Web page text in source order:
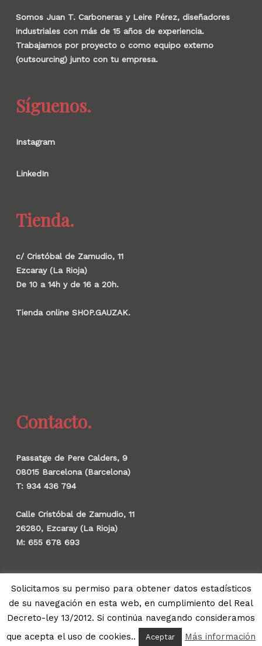
Somos Juan T. Carboneras y Leire Pérez, diseñadores
industriales con más de 15 años de experiencia.
Trabajamos por proyecto o como equipo externo
(outsourcing) junto con tu empresa.
Síguenos.
Instagram
LinkedIn
Tienda.
c/ Cristóbal de Zamudio, 11
Ezcaray (La Rioja)
De 10 a 14h y de 16 a 20h.
Tienda online SHOP.GAUZAK.
Contacto.
Passatge de Pere Calders, 9
08015 Barcelona (Barcelona)
T: 934 436 794
Calle Cristóbal de Zamudio, 11
26280, Ezcaray (La Rioja)
M: 655 678 693
© 2026 Gauzak.
linkedininstagrambehancewhatsapp
Solicitamos su permiso para obtener datos estadísticos
de su navegación en esta web, en cumplimiento del Real
Decreto-ley 13/2012. Si continúa navegando consideramos
que acepta el uso de cookies..
Aceptar Más información